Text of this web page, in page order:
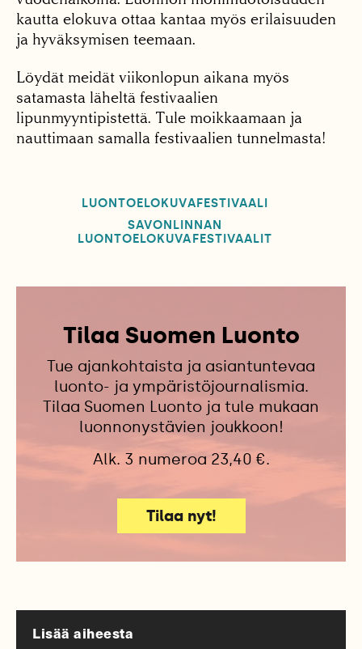
kautta elokuva ottaa kantaa myös erilaisuuden
ja hyväksymisen teemaan.
Löydät meidät viikonlopun aikana myös
satamasta läheltä festivaalien
lipunmyyntipistettä. Tule moikkaamaan ja
nauttimaan samalla festivaalien tunnelmasta!
LUONTOELOKUVAFESTIVAALI
SAVONLINNAN
LUONTOELOKUVAFESTIVAALIT
Tilaa Suomen Luonto
Tue ajankohtaista ja asiantuntevaa
luonto- ja ympäristöjournalismia.
Tilaa Suomen Luonto ja tule mukaan
luonnonystävien joukkoon!
Alk. 3 numeroa 23,40 €.
Tilaa nyt!
Lisää aiheesta